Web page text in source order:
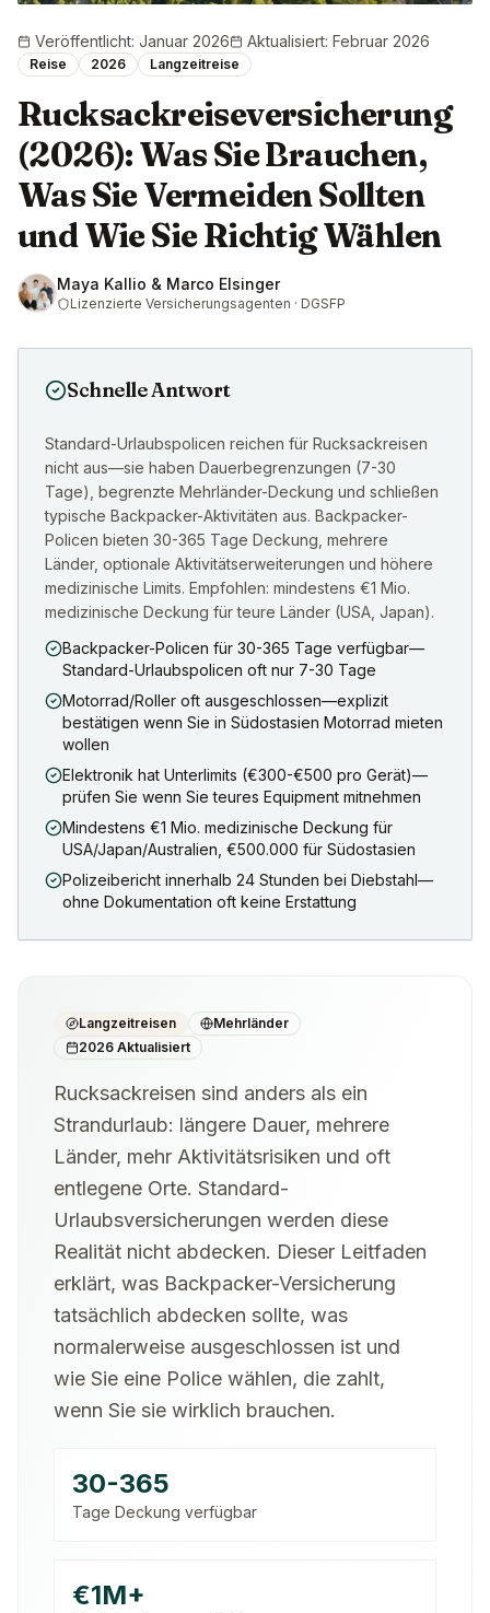
Veröffentlicht: Januar 2026 Aktualisiert: Februar 2026
Reise 2026 Langzeitreise
Rucksackreiseversicherung
(2026): Was Sie Brauchen,
Was Sie Vermeiden Sollten
und Wie Sie Richtig Wählen
Maya Kallio & Marco Elsinger
Lizenzierte Versicherungsagenten · DGSFP
Schnelle Antwort
Standard-Urlaubspolicen reichen für Rucksackreisen
nicht aus—sie haben Dauerbegrenzungen (7-30
Tage), begrenzte Mehrländer-Deckung und schließen
typische Backpacker-Aktivitäten aus. Backpacker-
Policen bieten 30-365 Tage Deckung, mehrere
Länder, optionale Aktivitätserweiterungen und höhere
medizinische Limits. Empfohlen: mindestens €1 Mio.
medizinische Deckung für teure Länder (USA, Japan).
Backpacker-Policen für 30-365 Tage verfügbar—
Standard-Urlaubspolicen oft nur 7-30 Tage
Motorrad/Roller oft ausgeschlossen—explizit
bestätigen wenn Sie in Südostasien Motorrad mieten
wollen
Elektronik hat Unterlimits (€300-€500 pro Gerät)—
prüfen Sie wenn Sie teures Equipment mitnehmen
Mindestens €1 Mio. medizinische Deckung für
USA/Japan/Australien, €500.000 für Südostasien
Polizeibericht innerhalb 24 Stunden bei Diebstahl—
ohne Dokumentation oft keine Erstattung
Langzeitreisen
Mehrländer
2026 Aktualisiert
Rucksackreisen sind anders als ein
Strandurlaub: längere Dauer, mehrere
Länder, mehr Aktivitätsrisiken und oft
entlegene Orte. Standard-
Urlaubsversicherungen werden diese
Realität nicht abdecken. Dieser Leitfaden
erklärt, was Backpacker-Versicherung
tatsächlich abdecken sollte, was
normalerweise ausgeschlossen ist und
wie Sie eine Police wählen, die zahlt,
wenn Sie sie wirklich brauchen.
30-365
Tage Deckung verfügbar
€1M+